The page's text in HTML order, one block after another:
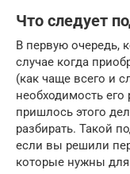
Что следует
В первую очередь,
случае когда
(как чаще всего и
необходимость
пришлось этого
разбирать. Такой
если вы решили
которые нужны для